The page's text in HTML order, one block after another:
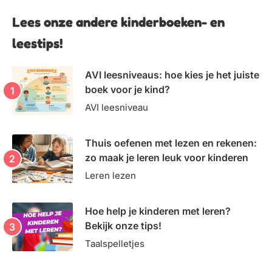
Lees onze andere kinderboeken- en
leestips!
AVI leesniveaus: hoe kies je het juiste
boek voor je kind?
AVI leesniveau
Thuis oefenen met lezen en rekenen:
zo maak je leren leuk voor kinderen
Leren lezen
Hoe help je kinderen met leren?
Bekijk onze tips!
Taalspelletjes